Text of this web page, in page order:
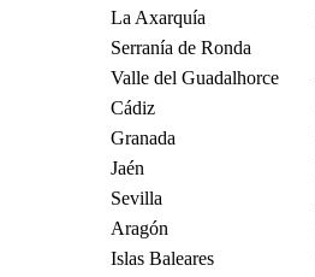
La Axarquía
Serranía de Ronda
Valle del Guadalhorce
Cádiz
Granada
Jaén
Sevilla
Aragón
Islas Baleares